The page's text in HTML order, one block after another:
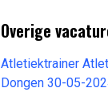
Overige
Atletiektrainer
Dongen 30-05-